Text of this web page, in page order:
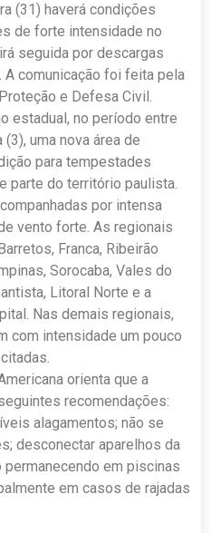
(31) haverá condições
de forte intensidade no
seguida por descargas
comunicação foi feita pela
e Defesa Civil.
estadual, no período entre
uma nova área de
para tempestades
parte do território paulista.
por intensa
vento forte. As regionais
Franca, Ribeirão
Sorocaba, Vales do
Litoral Norte e a
Nas demais regionais,
com intensidade um pouco
orienta que a
recomendações:
alagamentos; não se
desconectar aparelhos da
permanecendo em piscinas
em casos de rajadas